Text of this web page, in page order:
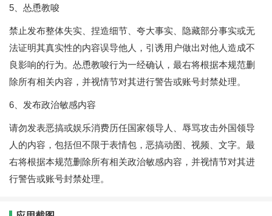
5、怂恿教唆
禁止发布整体失实、捏造细节、夸大事实、隐藏部分事实或无
法证明其真实性的内容误导他人，引诱用户做出对他人造成不
良影响的行为。怂恿教唆行为一经确认，最右将根据本规范删
除所有相关内容，并视情节对其进行警告或账号封禁处理。
6、发布政治敏感内容
请勿发表恶搞或娱乐消费历任国家领导人、辱骂攻击外国领导
人的内容，包括但不限于表情包，恶搞动图、视频、文字。最
右将根据本规范删除所有相关政治敏感内容，并视情节对其进
行警告或账号封禁处理。